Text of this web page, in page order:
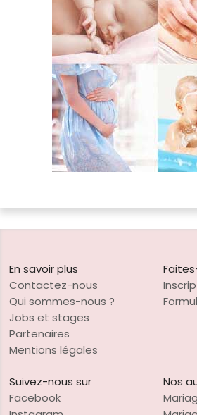
En savoir plus
Contactez-nous
Qui sommes-nous ?
Jobs et stages
Partenaires
Mentions légales
Suivez-nous sur
Facebook
Nos